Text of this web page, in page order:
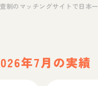
制のマッチングサイトで日本一
年7月の実績